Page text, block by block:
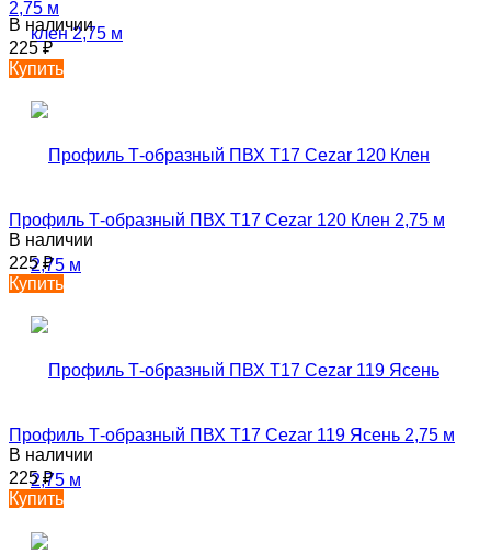
2,75 м
В наличии
225₽
Купить
Профиль Т-образный ПВХ T17 Cezar 120 Клен 2,75 м
В наличии
225₽
Купить
Профиль Т-образный ПВХ T17 Cezar 119 Ясень 2,75 м
В наличии
225₽
Купить